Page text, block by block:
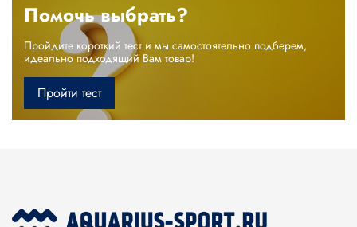
Помочь выбрать?
Пройдите короткий тест и мы самостоятельно подберем,
идеально подходящий Вам товар!
Пройти тест